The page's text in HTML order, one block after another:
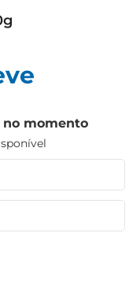
momento